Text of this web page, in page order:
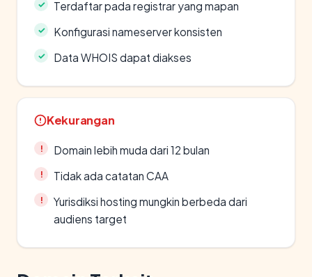
Terdaftar pada registrar yang mapan
Konfigurasi nameserver konsisten
Data WHOIS dapat diakses
Kekurangan
Domain lebih muda dari 12 bulan
Tidak ada catatan CAA
Yurisdiksi hosting mungkin berbeda dari
audiens target